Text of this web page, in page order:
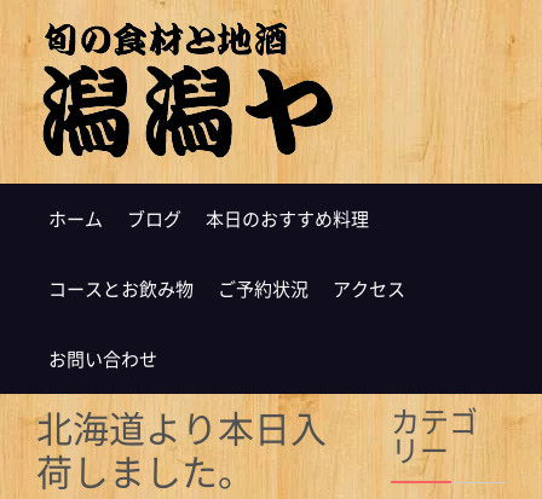
ホーム ブログ 本日のおすすめ料理
コースとお飲み物 ご予約状況 アクセス
お問い合わせ
北海道より本日入
荷しました。
カテゴ
リー